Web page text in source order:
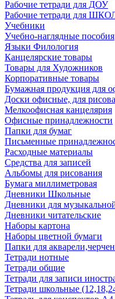
Рабочие тетради для ДОУ
Рабочие тетради для
Учебники
Учебно-наглядные пособия
Языки Филология
Канцелярские товары
Товары для Художников
Корпоративные товары
Бумажная продукция для
Доски офисные, для
Мелкоофисная канцелярия
Офисные принадлежности
Папки для бумаг
Письменные
Расходные материалы
Средства для записей
Альбомы для рисования
Бумага миллиметровая
Дневники Школьные
Дневники для
Дневники читательские
Наборы картона
Наборы цветной бумаги
Папки для
Тетради нотные
Тетради общие
Тетради для записи
Тетради школьные